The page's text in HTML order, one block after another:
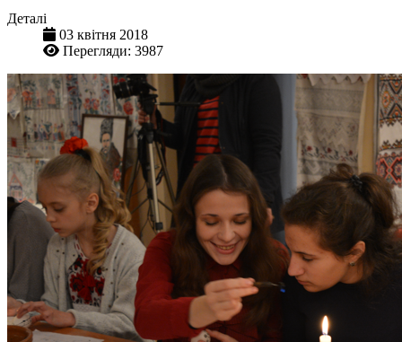
Деталі
03 квітня 2018
Перегляди: 3987